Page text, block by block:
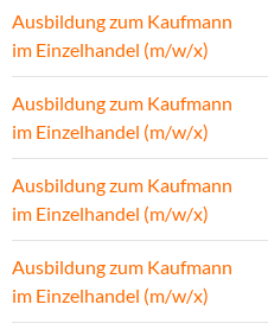
Ausbildung zum Kaufmann
im Einzelhandel (m/w/x)
Ausbildung zum Kaufmann
im Einzelhandel (m/w/x)
Ausbildung zum Kaufmann
im Einzelhandel (m/w/x)
Ausbildung zum Kaufmann
im Einzelhandel (m/w/x)